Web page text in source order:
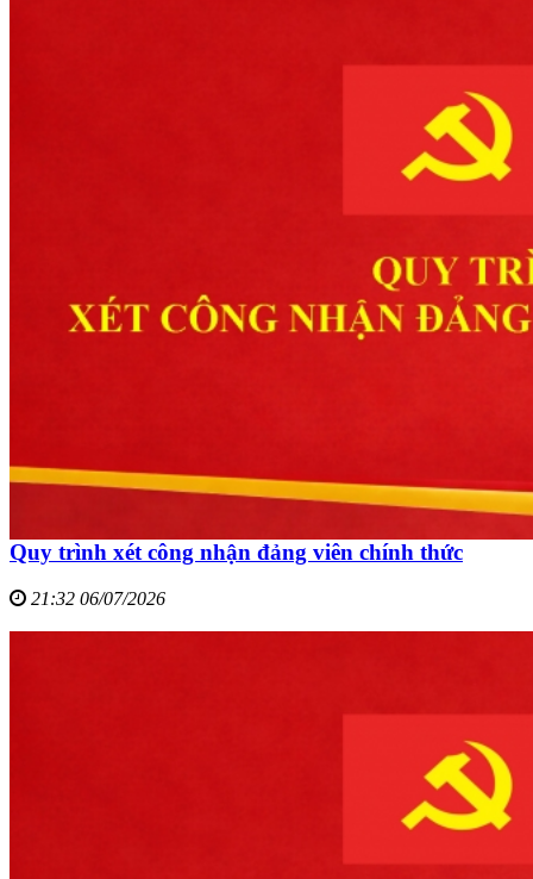
Quy trình xét công nhận đảng viên chính thức
21:32 06/07/2026